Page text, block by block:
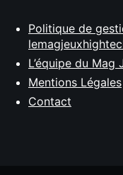
Politique de
L’équipe du Mag
Mentions Légales
Contact